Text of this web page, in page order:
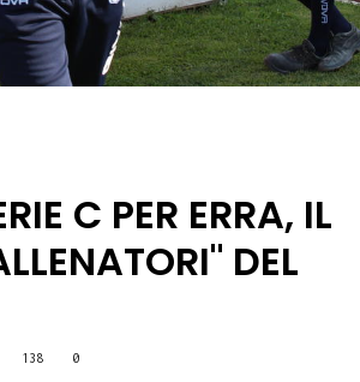
C PER ERRA, IL
DEL
138 0